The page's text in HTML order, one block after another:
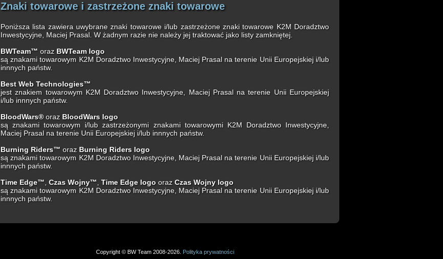
Znaki towarowe i zastrzeżone znaki towarowe
Poniższa lista zawiera uwybrane znaki towarowe i/lub zastrzeżone znaki towarowe K2M Doradztwo
Inwestycyjne, Maciej Prasal. W żadnym razie nie należy jej traktować jako listy zamkniętej.
BWTeam™ oraz BWTeam logo
są znakami towarowym K2M Doradztwo Inwestycyjne, Maciej Prasal na terenie Unii Europejskiej i/lub
innnych państw.
Best Web Technologies™
jest znakiem towarowym K2M Doradztwo Inwestycyjne, Maciej Prasal na terenie Unii Europejskiej
i/lub innnych państw.
BloodWars® oraz BloodWars logo
są znakami towarowym i/lub zastrzeżonymi znakami towarowymi K2M Doradztwo Inwestycyjne,
Maciej Prasal na terenie Unii Europejskiej i/lub innnych państw.
Burning Riders™ oraz Burning Riders logo
są znakami towarowym K2M Doradztwo Inwestycyjne, Maciej Prasal na terenie Unii Europejskiej i/lub
innnych państw.
Time Edge™ Czas Wojny™ Time Edge logo oraz Czas Wojny logo
są znakami towarowym K2M Doradztwo Inwestycyjne, Maciej Prasal na terenie Unii Europejskiej i/lub
innnych państw.
Copyright © BW Team 2008-2026. Polityka prywatności